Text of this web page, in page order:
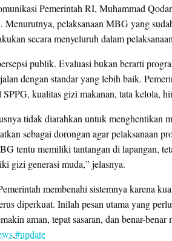
Pemerintah RI, Muhammad
pelaksanaan MBG yang
secara menyeluruh dalam
publik. Evaluasi bukan berarti
dengan standar yang lebih baik.
kualitas gizi makanan, tata kelola,
tidak diarahkan untuk menghentikan
sebagai dorongan agar pelaksanaan
tentu memiliki tantangan di lapangan,
gizi generasi muda,” jelasnya.
membenahi sistemnya karena
diperkuat. Inilah pesan utama yang
aman, tepat sasaran, dan benar-benar
,#update